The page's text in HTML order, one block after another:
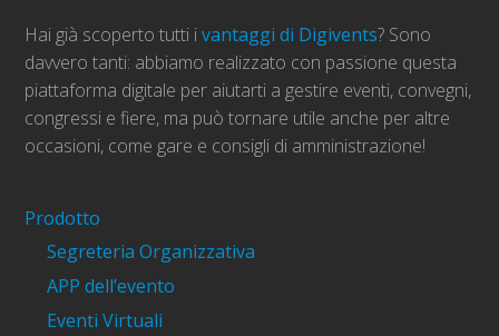
Hai già scoperto tutti ivantaggi di Digivents? Sono
davvero tanti: abbiamo realizzato con passione questa
piattaforma digitale per aiutarti a gestire eventi, convegni,
congressi e fiere, ma può tornare utile anche per altre
occasioni, come gare e consigli di amministrazione!
Prodotto
Segreteria Organizzativa
APP dell’evento
Eventi Virtuali